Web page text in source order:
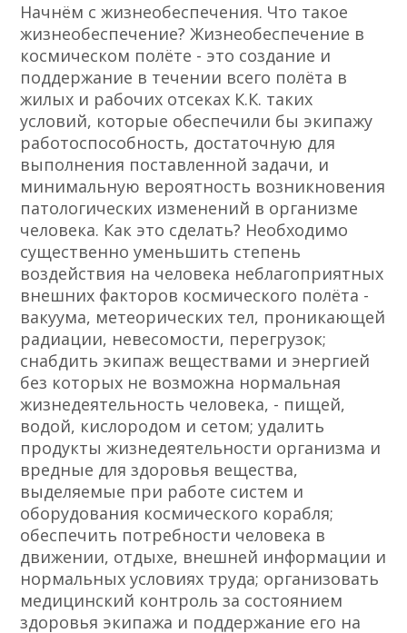
Начнём с жизнеобеспечения. Что такое
жизнеобеспечение? Жизнеобеспечение в
космическом полёте - это создание и
поддержание в течении всего полёта в
жилых и рабочих отсеках К.К. таких
условий, которые обеспечили бы экипажу
работоспособность, достаточную для
выполнения поставленной задачи, и
минимальную вероятность возникновения
патологических изменений в организме
человека. Как это сделать? Необходимо
существенно уменьшить степень
воздействия на человека неблагоприятных
внешних факторов космического полёта -
вакуума, метеорических тел, проникающей
радиации, невесомости, перегрузок;
снабдить экипаж веществами и энергией
без которых не возможна нормальная
жизнедеятельность человека, - пищей,
водой, кислородом и сетом; удалить
продукты жизнедеятельности организма и
вредные для здоровья вещества,
выделяемые при работе систем и
оборудования космического корабля;
обеспечить потребности человека в
движении, отдыхе, внешней информации и
нормальных условиях труда; организовать
медицинский контроль за состоянием
здоровья экипажа и поддержание его на